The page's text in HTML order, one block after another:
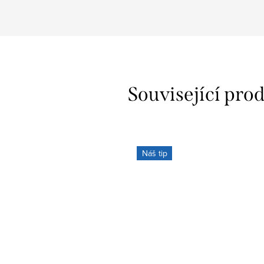
Související
Náš tip